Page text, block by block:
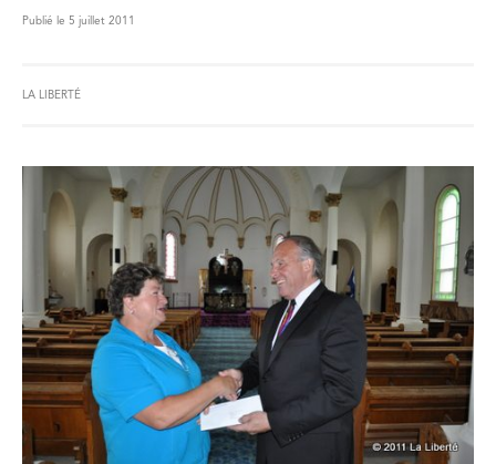
Publié le 5 juillet 2011
LA LIBERTÉ